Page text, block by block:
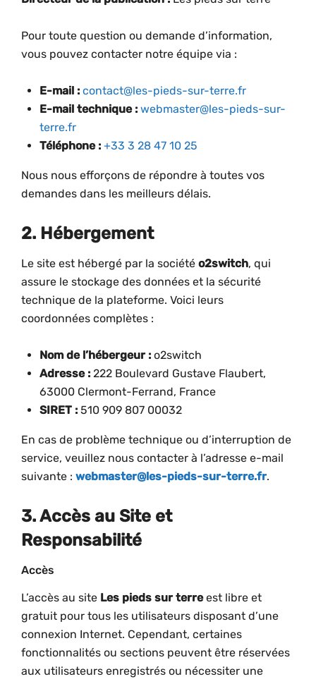
Pour toute question ou demande d’information,
vous pouvez contacter notre équipe via :
E-mail : contact@les-pieds-sur-terre.fr
E-mail technique : webmaster@les-pieds-sur-
terre.fr
Téléphone : +33 3 28 47 10 25
Nous nous efforçons de répondre à toutes vos
demandes dans les meilleurs délais.
2. Hébergement
Le site est hébergé par la société o2switch, qui
assure le stockage des données et la sécurité
technique de la plateforme. Voici leurs
coordonnées complètes :
Nom de l’hébergeur : o2switch
Adresse : 222 Boulevard Gustave Flaubert,
63000 Clermont-Ferrand, France
SIRET : 510 909 807 00032
En cas de problème technique ou d’interruption de
service, veuillez nous contacter à l’adresse e-mail
suivante : webmaster@les-pieds-sur-terre.fr.
3. Accès au Site et
Responsabilité
Accès
L’accès au site Les pieds sur terreest libre et
gratuit pour tous les utilisateurs disposant d’une
connexion Internet. Cependant, certaines
fonctionnalités ou sections peuvent être réservées
aux utilisateurs enregistrés ou nécessiter une